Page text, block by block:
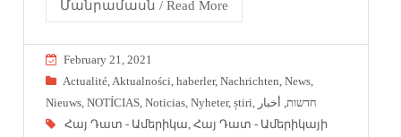
Մանրամասն / Read More
February 21, 2021
Actualité Aktualności ,haberler,Nachrichten ,News
Nieuws ,NOTÍCIAS ,Noticias ,Nyheter,știri חדשות أخبار
Հայ Դատ - Ամերիկա ,Հայ Դատ - Ամերիկայի